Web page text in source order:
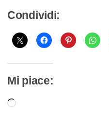
Condividi:
Mi piace:
Caricamento